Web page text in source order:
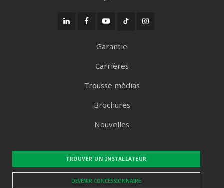
Garantie
Carrières
Trousse médias
Brochures
Nouvelles
TROUVER UN INSTALLATEUR
DEVENIR CONCESSIONNAIRE